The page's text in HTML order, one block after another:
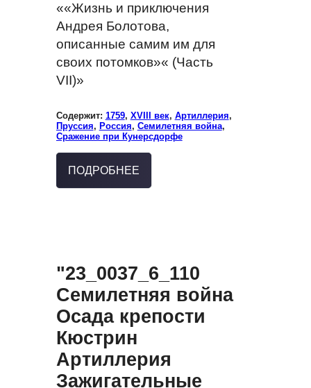
««Жизнь и приключения
Андрея Болотова,
описанные самим им для
своих потомков»« (Часть
VII)»
Содержит: 1759, XVIII век, Артиллерия,
Пруссия, Россия, Семилетняя война,
Сражение при Кунерсдорфе
ПОДРОБНЕЕ
"23_0037_6_110
Семилетняя война
Осада крепости
Кюстрин
Артиллерия
Зажигательные